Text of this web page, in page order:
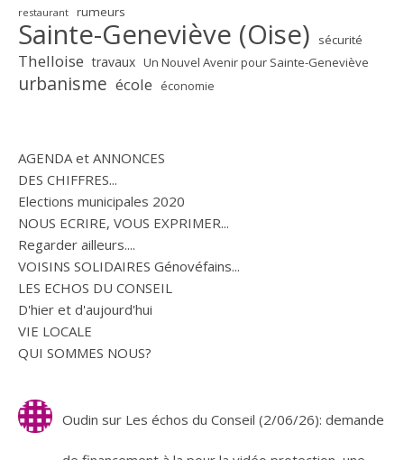
restaurant rumeurs
Sainte-Geneviève (Oise) sécurité
Thelloise travaux Un Nouvel Avenir pour Sainte-Geneviève
urbanisme école économie
AGENDA et ANNONCES
DES CHIFFRES...
Elections municipales 2020
NOUS ECRIRE, VOUS EXPRIMER...
Regarder ailleurs....
VOISINS SOLIDAIRES Génovéfains...
LES ECHOS DU CONSEIL
D'hier et d'aujourd'hui
VIE LOCALE
QUI SOMMES NOUS?
Oudin sur Les échos du Conseil (2/06/26): demande